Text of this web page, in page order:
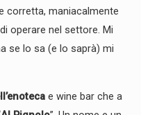
corretta, maniacalmente
operare nel settore. Mi
se lo sa (e lo saprà) mi
e wine bar che a